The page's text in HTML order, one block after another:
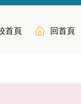
首頁 回首頁